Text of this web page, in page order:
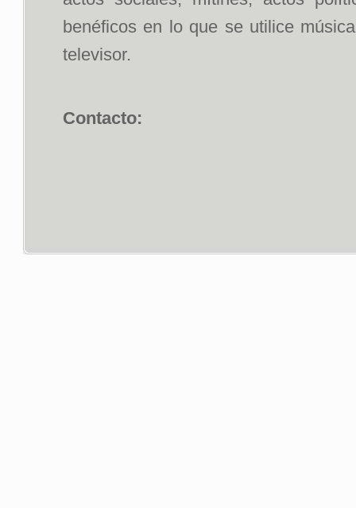
benéficos en lo que se utilice
televisor.
Contacto: